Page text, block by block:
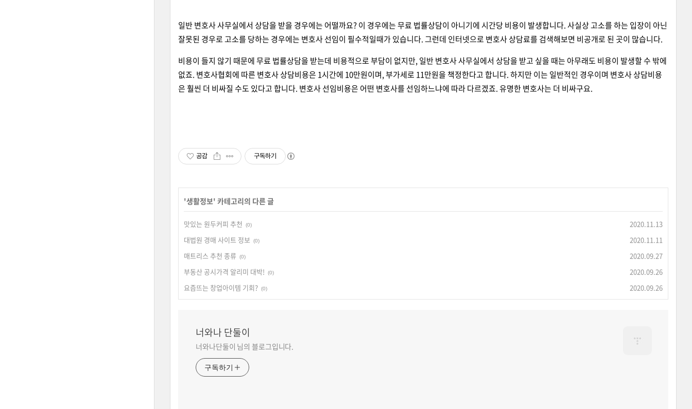
일반 변호사 사무실에서 상담을 받을 경우에는 어떨까요? 이 경우에는 무료 법률상담이 아니기에 시간당 비용이 발생합니다. 사실상 고소를 하는 입장이 아닌
잘못된 경우로 고소를 당하는 경우에는 변호사 선임이 필수적일때가 있습니다. 그런데 인터넷으로 변호사 상담료를 검색해보면 비공개로 된 곳이 많습니다.
비용이 들지 않기 때문에 무료 법률상담을 받는데 비용적으로 부담이 없지만, 일반 변호사 사무실에서 상담을 받고 싶을 때는 아무래도 비용이 발생할 수 밖에
없죠. 변호사협회에 따른 변호사 상담비용은 1시간에 10만원이며, 부가세로 11만원을 책정한다고 합니다. 하지만 이는 일반적인 경우이며 변호사 상담비용
은 훨씬 더 비싸질 수도 있다고 합니다. 변호사 선임비용은 어떤 변호사를 선임하느냐에 따라 다르겠죠. 유명한 변호사는 더 비싸구요.
공감 구독하기
'생활정보' 카테고리의 다른 글
맛있는 원두커피 추천 (0)
2020.11.13
대법원 경매 사이트 정보
(0)
2020.11.11
매트리스 추천 종류
(0)
2020.09.27
부동산 공시가격 알리미 대박!
(0)
2020.09.26
요즘뜨는 창업아이템 기회? (0) 2020.09.26
너와나 단둘이
너와나단둘이 님의 블로그입니다.
구독하기